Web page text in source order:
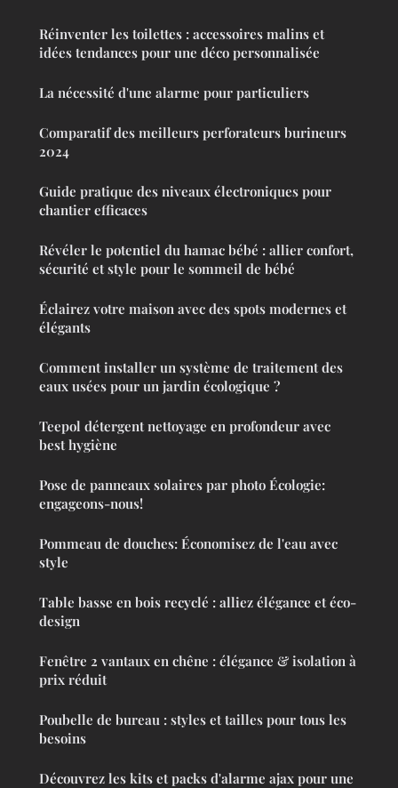
Réinventer les toilettes : accessoires malins et
idées tendances pour une déco personnalisée
La nécessité d'une alarme pour particuliers
Comparatif des meilleurs perforateurs burineurs
2024
Guide pratique des niveaux électroniques pour
chantier efficaces
Révéler le potentiel du hamac bébé : allier confort,
sécurité et style pour le sommeil de bébé
Éclairez votre maison avec des spots modernes et
élégants
Comment installer un système de traitement des
eaux usées pour un jardin écologique ?
Teepol détergent nettoyage en profondeur avec
best hygiène
Pose de panneaux solaires par photo Écologie:
engageons-nous!
Pommeau de douches: Économisez de l'eau avec
style
Table basse en bois recyclé : alliez élégance et éco-
design
Fenêtre 2 vantaux en chêne : élégance & isolation à
prix réduit
Poubelle de bureau : styles et tailles pour tous les
besoins
Découvrez les kits et packs d'alarme ajax pour une